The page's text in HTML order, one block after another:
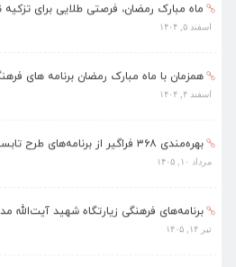
ماه مبارک رمضان، فرصتی طلایی برای
اسفند ۵, ۱۴۰۴
همزمان با ماه مبارک رمضان برنامه های
اسفند ۴, ۱۴۰۴
بهره‌مندی ۳۶۸ فراگیر از برنامه‌های طرح تابستا...
مرداد ۱۰, ۱۴۰۵
برنامه‌های فرهنگی زیارتگاه شهید آیت‌الله
تیر ۱۴, ۱۴۰۵